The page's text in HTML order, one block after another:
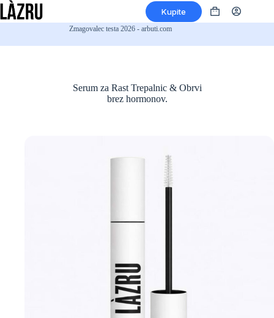
Preskoči
na
Kupite
Nakupovalna
Zmagovalec testa 2026 - arbuti.com
Serum za Rast Trepalnic & Obrvi
brez hormonov.